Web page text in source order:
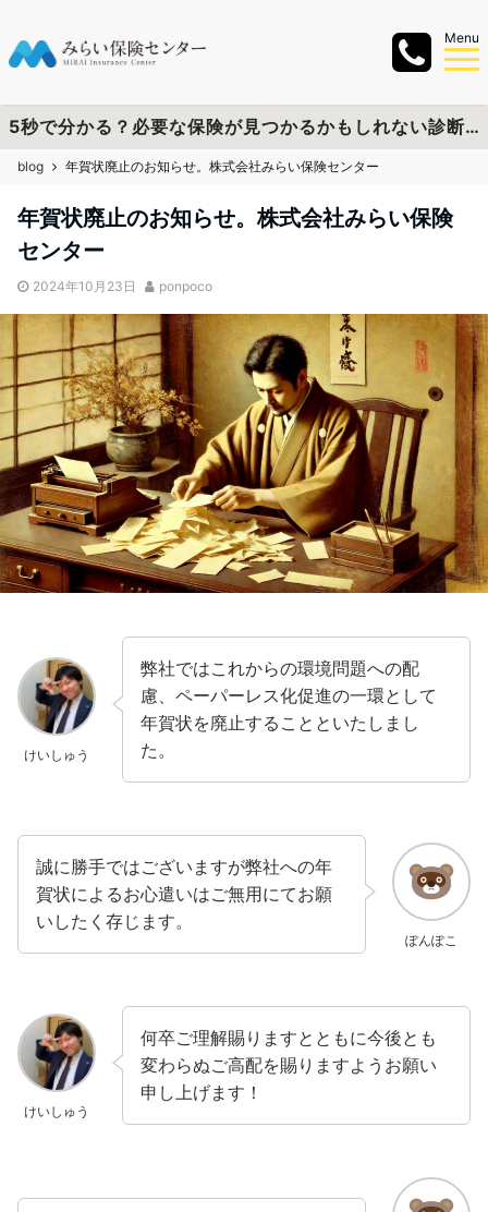
Menu
5秒で分かる？必要な保険が見つかるかもしれない診断チャートを作成しました
blog 年賀状廃止のお知らせ。株式会社みらい保険センター
年賀状廃止のお知らせ。株式会社みらい保険
センター
2024年10月23日 ponpoco
けいしゅう
弊社ではこれからの環境問題への配
慮、ペーパーレス化促進の一環として
年賀状を廃止することといたしまし
た。
ぽんぽこ
誠に勝手ではございますが弊社への年
賀状によるお心遣いはご無用にてお願
いしたく存じます。
けいしゅう
何卒ご理解賜りますとともに今後とも
変わらぬご高配を賜りますようお願い
申し上げます！